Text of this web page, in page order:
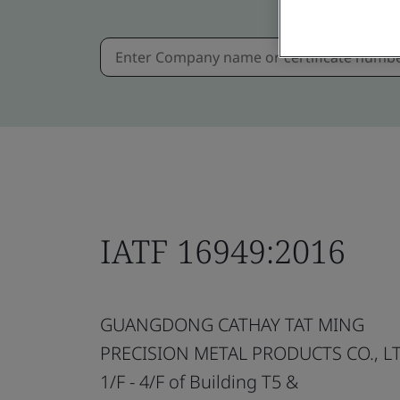
IATF 16949:2016
GUANGDONG CATHAY TAT MING
PRECISION METAL PRODUCTS CO.,
1/F - 4/F of Building T5 &